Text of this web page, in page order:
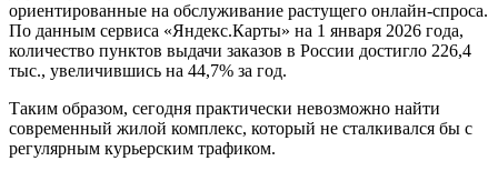
ориентированные на обслуживание растущего онлайн-спроса.
По данным сервиса «Яндекс.Карты» на 1 января 2026 года,
количество пунктов выдачи заказов в России достигло 226,4
тыс., увеличившись на 44,7% за год.
Таким образом, сегодня практически невозможно найти
современный жилой комплекс, который не сталкивался бы с
регулярным курьерским трафиком.